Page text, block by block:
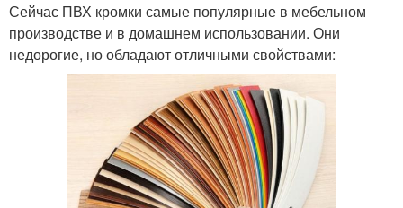
Сейчас ПВХ кромки самые популярные в мебельном
производстве и в домашнем использовании. Они
недорогие, но обладают отличными свойствами: